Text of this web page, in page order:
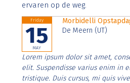
ervaren op de weg.
Friday
15
MAY
Morbidelli
De Meern (UT)
Lorem ipsum dolor sit amet,
elit. Suspendisse varius enim in
tristique. Duis cursus, mi quis